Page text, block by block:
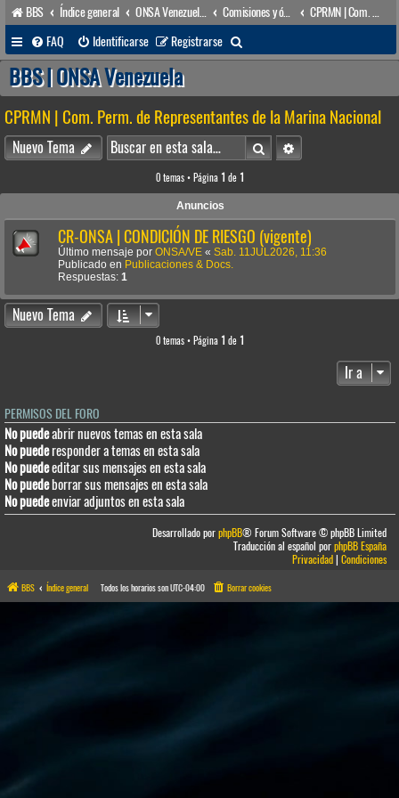
BBS Índice general ONSA Venezuela (acceso público) Comisiones y órganos Asesores internos
FAQ
Identificarse Registrarse
u
c
a
r
BBS | ONSA Venezuela
CPRMN | Com. Perm. de Representantes de la Marina Nacional
Nuevo Tema BuscarBúsqueda avanzada
0 temas • Página 1 de 1
Anuncios
CR-ONSA | CONDICIÓN DE RIESGO (vigente)
Último mensaje por ONSA/VE « Sab. 11JUL2026, 11:36
Publicado en Publicaciones & Docs.
Respuestas: 1
Nuevo Tema
0 temas • Página 1 de 1
Ir a
PERMISOS DEL FORO
No puedeabrir nuevos temas en esta sala
No puederesponder a temas en esta sala
No puedeeditar sus mensajes en esta sala
No puedeborrar sus mensajes en esta sala
No puedeenviar adjuntos en esta sala
Desarrollado porphpBB® Forum Software © phpBB Limited
Traducción al español porphpBB España
Privacidad|Condiciones
BBS Índice general Todos los horarios sonUTC-04:00 Borrar cookies